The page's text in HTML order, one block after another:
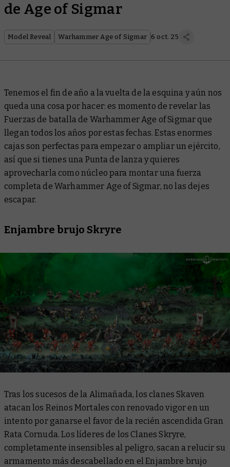
de Age of Sigmar
Model Reveal Warhammer Age of Sigmar 6 oct. 25
Tenemos el fin de año a la vuelta de la esquina y aún nos
queda una cosa por hacer: es momento de revelar las
Fuerzas de batalla de Warhammer Age of Sigmar que
llegan todos los años por estas fechas. Estas enormes
cajas son perfectas para empezar o ampliar un ejército,
así que si tienes una Punta de lanza y quieres
aprovecharla como núcleo para montar una fuerza
completa de Warhammer Age of Sigmar, no las dejes
escapar.
Enjambre brujo Skryre
Tras los sucesos de la Alimañada, los clanes Skaven
atacan los Reinos Mortales con renovado vigor en un
intento por ganarse el favor de la recién ascendida Gran
Rata Cornuda. Los líderes de los Clanes Skryre,
completamente insensibles al peligro, sacan a relucir su
armamento más descabellado en el Enjambre brujo